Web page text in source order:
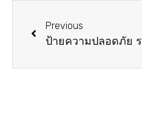
Previous
ป้ายความปลอดภัย